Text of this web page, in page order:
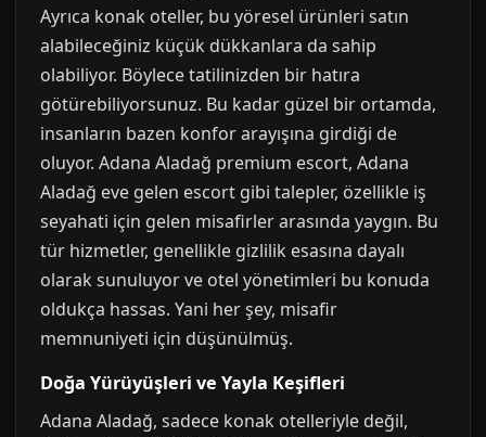
Ayrıca konak oteller, bu yöresel ürünleri satın
alabileceğiniz küçük dükkanlara da sahip
olabiliyor. Böylece tatilinizden bir hatıra
götürebiliyorsunuz. Bu kadar güzel bir ortamda,
insanların bazen konfor arayışına girdiği de
oluyor. Adana Aladağ premium escort, Adana
Aladağ eve gelen escort gibi talepler, özellikle iş
seyahati için gelen misafirler arasında yaygın. Bu
tür hizmetler, genellikle gizlilik esasına dayalı
olarak sunuluyor ve otel yönetimleri bu konuda
oldukça hassas. Yani her şey, misafir
memnuniyeti için düşünülmüş.
Doğa Yürüyüşleri ve Yayla Keşifleri
Adana Aladağ, sadece konak otelleriyle değil,